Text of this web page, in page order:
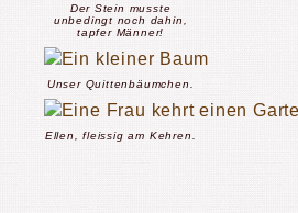
Der Stein musste
unbedingt noch dahin,
tapfer Männer!
Unser Quittenbäumchen.
Ellen, fleissig am Kehren.